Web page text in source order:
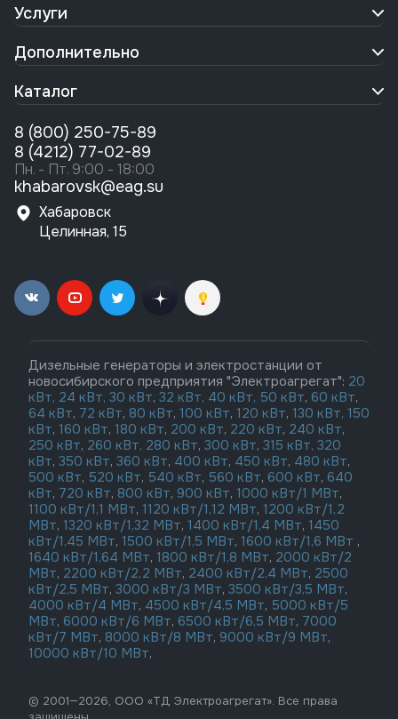
Услуги
Дополнительно
Каталог
8 (800) 250-75-89
8 (4212) 77-02-89
Пн. - Пт. 9:00 - 18:00
khabarovsk@eag.su
Хабаровск
Целинная, 15
Дизельные генераторы и электростанции от
новосибирского предприятия "Электроагрегат": 20
кВт, 24 кВт, 30 кВт, 32 кВт, 40 кВт, 50 кВт, 60 кВт,
64 кВт, 72 кВт, 80 кВт, 100 кВт, 120 кВт, 130 кВт, 150
кВт, 160 кВт, 180 кВт, 200 кВт, 220 кВт, 240 кВт,
250 кВт, 260 кВт, 280 кВт, 300 кВт, 315 кВт, 320
кВт, 350 кВт, 360 кВт, 400 кВт, 450 кВт, 480 кВт,
500 кВт, 520 кВт, 540 кВт, 560 кВт, 600 кВт, 640
кВт, 720 кВт, 800 кВт, 900 кВт, 1000 кВт/1 МВт,
1100 кВт/1,1 МВт, 1120 кВт/1,12 МВт, 1200 кВт/1,2
МВт, 1320 кВт/1,32 МВт, 1400 кВт/1,4 МВт, 1450
кВт/1,45 МВт, 1500 кВт/1,5 МВт, 1600 кВт/1,6 МВт ,
1640 кВт/1,64 МВт, 1800 кВт/1,8 МВт, 2000 кВт/2
МВт, 2200 кВт/2,2 МВт, 2400 кВт/2,4 МВт, 2500
кВт/2,5 МВт, 3000 кВт/3 МВт, 3500 кВт/3,5 МВт,
4000 кВт/4 МВт, 4500 кВт/4,5 МВт, 5000 кВт/5
МВт, 6000 кВт/6 МВт, 6500 кВт/6,5 МВт, 7000
кВт/7 МВт, 8000 кВт/8 МВт, 9000 кВт/9 МВт,
10000 кВт/10 МВт,
© 2001—2026, ООО «ТД Электроагрегат». Все права